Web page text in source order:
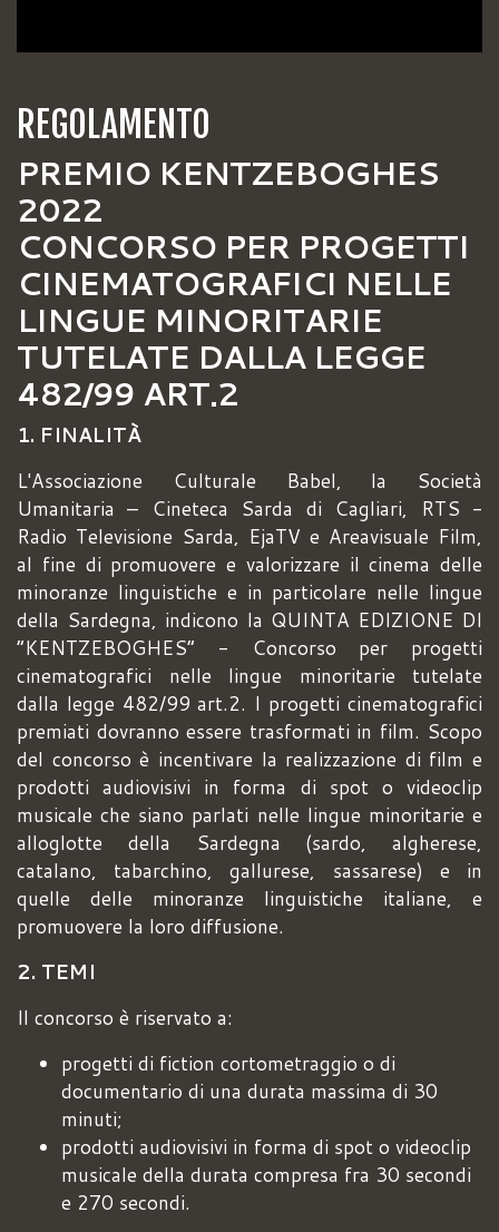
REGOLAMENTO
PREMIO KENTZEBOGHES
2022
CONCORSO PER PROGETTI
CINEMATOGRAFICI NELLE
LINGUE MINORITARIE
TUTELATE DALLA LEGGE
482/99 ART.2
1. FINALITÀ
L'Associazione Culturale Babel, la Società
Umanitaria – Cineteca Sarda di Cagliari, RTS -
Radio Televisione Sarda, EjaTV e Areavisuale Film,
al fine di promuovere e valorizzare il cinema delle
minoranze linguistiche e in particolare nelle lingue
della Sardegna, indicono la QUINTA EDIZIONE DI
“KENTZEBOGHES” - Concorso per progetti
cinematografici nelle lingue minoritarie tutelate
dalla legge 482/99 art.2. I progetti cinematografici
premiati dovranno essere trasformati in film. Scopo
del concorso è incentivare la realizzazione di film e
prodotti audiovisivi in forma di spot o videoclip
musicale che siano parlati nelle lingue minoritarie e
alloglotte della Sardegna (sardo, algherese,
catalano, tabarchino, gallurese, sassarese) e in
quelle delle minoranze linguistiche italiane, e
promuovere la loro diffusione.
2. TEMI
Il concorso è riservato a:
progetti di fiction cortometraggio o di
documentario di una durata massima di 30
minuti;
prodotti audiovisivi in forma di spot o videoclip
musicale della durata compresa fra 30 secondi
e 270 secondi.